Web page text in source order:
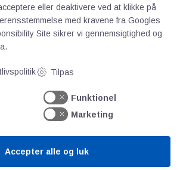
eller deaktivere ved at klikke på
med kravene fra Googles
Site sikrer vi gennemsigtighed og
Tilpas
Funktionel
Marketing
Accepter alle og luk